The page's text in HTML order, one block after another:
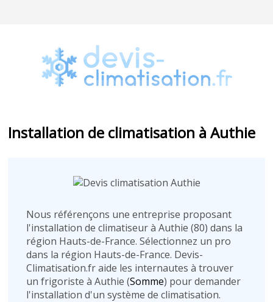
Installation de climatisation à Authie
Nous référençons une entreprise proposant
l'installation de climatiseur à Authie (80) dans la
région Hauts-de-France. Sélectionnez un pro
dans la région Hauts-de-France. Devis-
Climatisation.fr aide les internautes à trouver
un frigoriste à Authie (Somme) pour demander
l'installation d'un système de climatisation.